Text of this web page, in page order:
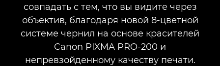
совпадать с тем, что вы видите через
объектив, благодаря новой 8-цветной
системе чернил на основе красителей
Canon PIXMA PRO-200 и
непревзойденному качеству печати.